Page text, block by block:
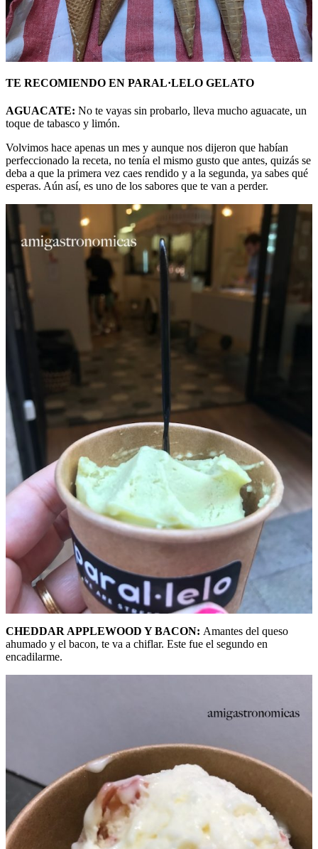
TE RECOMIENDO EN PARAL·LELO GELATO
AGUACATE: No te vayas sin probarlo, lleva mucho aguacate, un
toque de tabasco y limón.
Volvimos hace apenas un mes y aunque nos dijeron que habían
perfeccionado la receta, no tenía el mismo gusto que antes, quizás se
deba a que la primera vez caes rendido y a la segunda, ya sabes qué
esperas. Aún así, es uno de los sabores que te van a perder.
CHEDDAR APPLEWOOD Y BACON: Amantes del queso
ahumado y el bacon, te va a chiflar. Este fue el segundo en
encadilarme.